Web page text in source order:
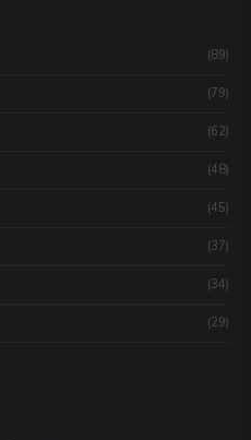
(89)
(79)
(62)
(48)
(45)
(37)
(34)
(29)